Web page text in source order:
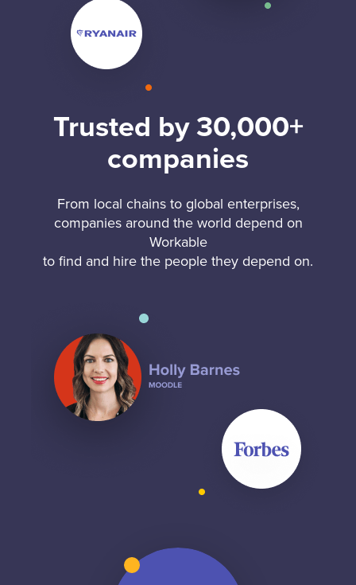
Trusted by 30,000+
companies
From local chains to global enterprises,
companies around the world depend on
Workable
to find and hire the people they depend on.